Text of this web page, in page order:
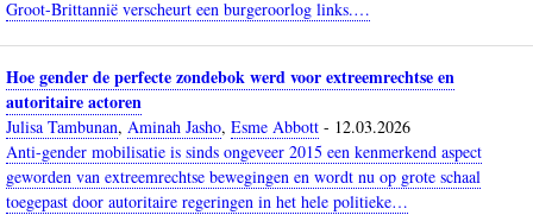
Groot-Brittannië verscheurt een burgeroorlog links.…
Hoe gender de perfecte zondebok werd voor extreemrechtse en
autoritaire actoren
Julisa Tambunan, Aminah Jasho, Esme Abbott - 12.03.2026
Anti-gender mobilisatie is sinds ongeveer 2015 een kenmerkend aspect
geworden van extreemrechtse bewegingen en wordt nu op grote schaal
toegepast door autoritaire regeringen in het hele politieke…